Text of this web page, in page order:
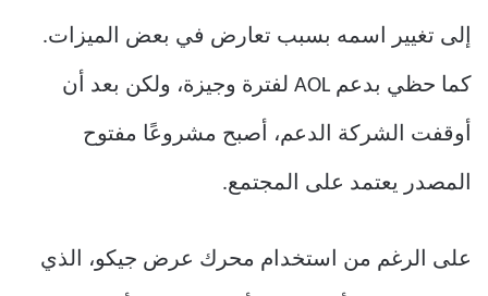
إلى تغيير اسمه بسبب تعارض في بعض الميزات.
كما حظي بدعم AOL لفترة وجيزة، ولكن بعد أن
أوقفت الشركة الدعم، أصبح مشروعًا مفتوح
المصدر يعتمد على المجتمع.
على الرغم من استخدام محرك عرض جيكو، الذي